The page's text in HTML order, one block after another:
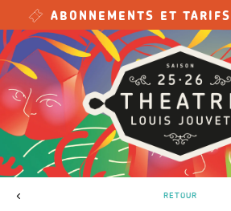
Skip to main content
ABONNEMENTS ET
< RETOUR